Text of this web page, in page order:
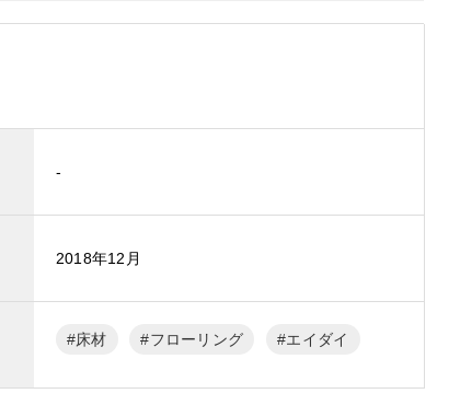
-
2018年12月
床材 フローリング エイダイ